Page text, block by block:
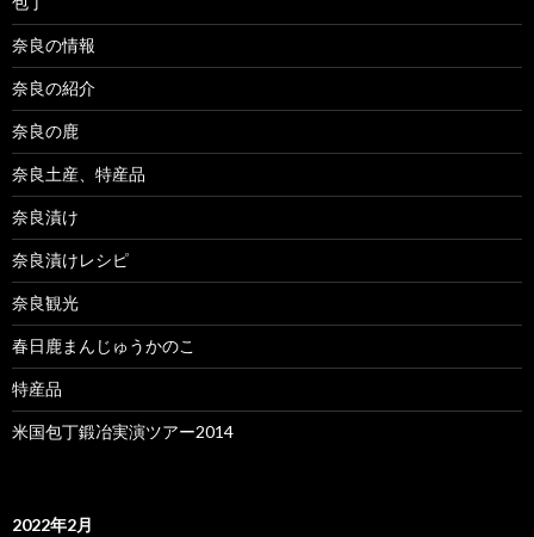
奈良の情報
奈良の紹介
奈良の鹿
奈良土産、特産品
奈良漬け
奈良漬けレシピ
奈良観光
春日鹿まんじゅうかのこ
特産品
米国包丁鍛冶実演ツアー2014
2022年2月